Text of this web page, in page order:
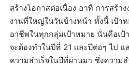
สร้างโอกาสต่อเนื่อง อาทิ การสร้า
งานที่ใหญ่ในวันข้างหน้า ทั้งนี้ เป้าห
อาชีพในทุกกลุ่มเป้าหมาย นั่นคือเป้
จะต้องทำในปีที่ 21 และปีต่อๆ ไป
ความสำเร็จในปีที่ผ่านมา ซึ่งความส